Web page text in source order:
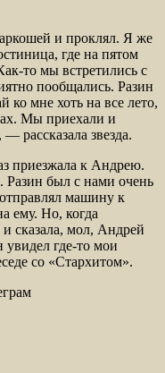
и проклял. Я же
где на пятом
то мы встретились с
пообщались. Разин
ко мне хоть на все лето,
Мы приехали и
рассказала звезда.
приезжала к Андрею.
был с нами очень
машину к
ему. Но, когда
и сказала, мол, Андрей
где-то мои
со «Стархитом».